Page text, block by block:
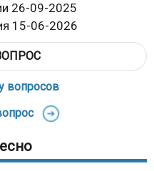
26-09-2025
15-06-2026
вопросов